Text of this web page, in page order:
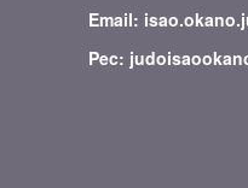
Email:
Pec: